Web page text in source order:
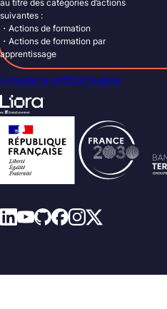
au titre des catégories d’actions
suivantes :
・Actions de formation
・Actions de formation par
apprentissage
Consulter le certificat Qualiopi